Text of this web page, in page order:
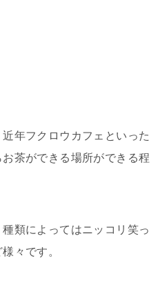
年フクロウカフェといった
茶ができる場所ができる程
類によってはニッコリ笑っ
々です。